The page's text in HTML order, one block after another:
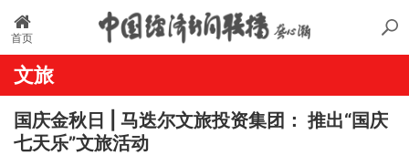
首页
文旅
国庆金秋日 | 马迭尔文旅投资集团： 推出“国庆
七天乐”文旅活动